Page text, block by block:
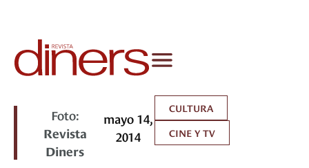
Foto:
Revista
Diners
mayo 14,
2014
CULTURA
CINE Y TV